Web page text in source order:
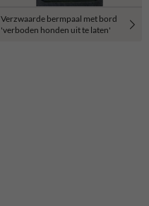
Verzwaarde bermpaal met bord
'verboden honden uit te laten'